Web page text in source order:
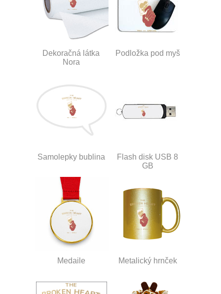
Dekoračná látka
Nora
Podložka pod myš
Samolepky bublina
Flash disk USB 8
GB
Medaile Metalický hrnček